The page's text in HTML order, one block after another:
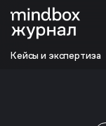
Кейсы и экспертиза